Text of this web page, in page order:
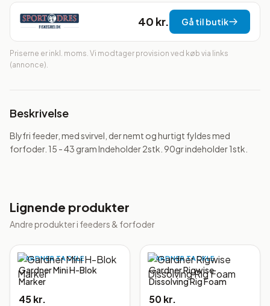
40 kr. Gå til butik
Priserne er inkl. moms. Vi modtager provision ved køb via links
(annonce).
Beskrivelse
Blyfri feeder, med svirvel, der nemt og hurtigt fyldes med
forfoder. 15 - 43 gram Indeholder 2stk. 90gr indeholder 1stk.
Lignende produkter
Andre produkter i feeders & forfoder
GARDNER TACKLE
Gardner Mini H-Blok
Marker
45 kr.
GARDNER TACKLE
Gardner Rigwise
Dissolving Rig Foam
50 kr.